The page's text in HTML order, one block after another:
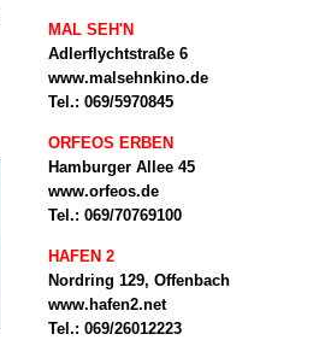
MAL SEH'N
Adlerflychtstraße 6
www.malsehnkino.de
Tel.: 069/5970845
ORFEOS ERBEN
Hamburger Allee 45
www.orfeos.de
Tel.: 069/70769100
HAFEN 2
Nordring 129, Offenbach
www.hafen2.net
Tel.: 069/26012223